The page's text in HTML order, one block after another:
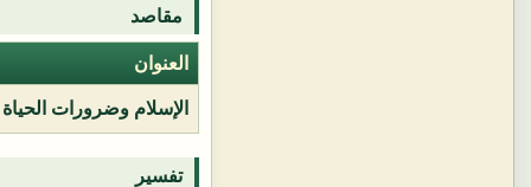
مقاصد
العنوان
الإسلام وضرورات الحياة
تفسير